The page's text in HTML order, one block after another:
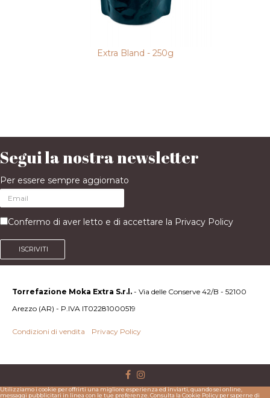
Extra Bland - 250g
Segui la nostra newsletter
Per essere sempre aggiornato
Confermo di aver letto e di accettare la Privacy Policy
ISCRIVITI
Torrefazione Moka Extra S.r.l. - Via delle Conserve 42/B - 52100
Arezzo (AR) - P.IVA IT02281000519
Condizioni di vendita Privacy Policy
Utilizziamo i cookie per offrirti una migliore esperienza ed inviarti, quando sei online,
messaggi pubblicitari in linea con le tue preferenze. Consulta la Cookie Policy per saperne di